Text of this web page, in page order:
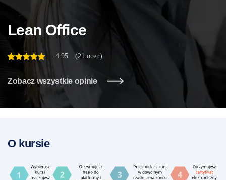
Lean Office
4.95
klientów
(21 ocen)
Zobacz wszystkie opinie
O kursie